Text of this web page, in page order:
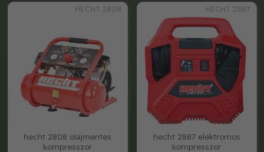
HECHT 2808
hecht 2808 olajmentes
kompresszor
HECHT 2887
hecht 2887 elektromos
kompresszor